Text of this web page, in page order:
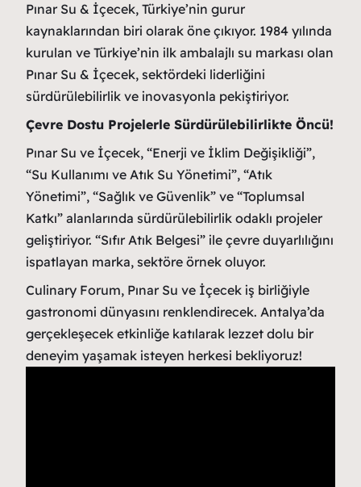
Pınar Su & İçecek, Türkiye’nin gurur
kaynaklarından biri olarak öne çıkıyor. 1984 yılında
kurulan ve Türkiye’nin ilk ambalajlı su markası olan
Pınar Su & İçecek, sektördeki liderliğini
sürdürülebilirlik ve inovasyonla pekiştiriyor.
Çevre Dostu Projelerle Sürdürülebilirlikte Öncü!
Pınar Su ve İçecek, “Enerji ve İklim Değişikliği”,
“Su Kullanımı ve Atık Su Yönetimi”, “Atık
Yönetimi”, “Sağlık ve Güvenlik” ve “Toplumsal
Katkı” alanlarında sürdürülebilirlik odaklı projeler
geliştiriyor. “Sıfır Atık Belgesi” ile çevre duyarlılığını
ispatlayan marka, sektöre örnek oluyor.
Culinary Forum, Pınar Su ve İçecek iş birliğiyle
gastronomi dünyasını renklendirecek. Antalya’da
gerçekleşecek etkinliğe katılarak lezzet dolu bir
deneyim yaşamak isteyen herkesi bekliyoruz!